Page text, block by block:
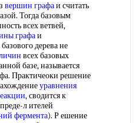
вершин графаи считать
Тогда базовым
всех ветвей,
графаи
дерева не
всех базовых
базе, называется
Практичеоки решение
уравнения
, сводится к
л ителей
фермента). Р ешение